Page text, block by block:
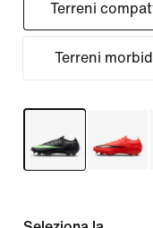
Terreni
Terreni